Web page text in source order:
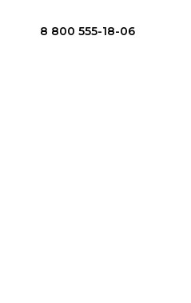
8 800 555-18-06